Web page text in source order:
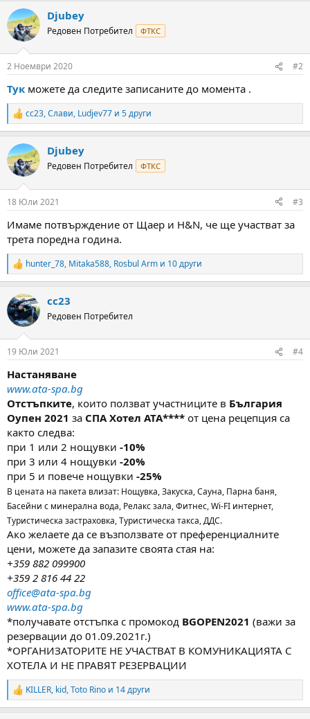
c
t
i
s
Djubey
Редовен Потребител ФТКС
2 Ноември 2020 #2
Тук можете да следите записаните до момента .
R
e
c
t
i
s
cc23,Слави, Ludjev77 и 5 други
Djubey
Редовен Потребител ФТКС
18 Юли 2021 #3
Имаме потвърждение от Щаер и H&N, че ще участват за
трета поредна година.
R
e
c
t
i
s
hunter_78, Mitaka588, Rosbul Arm и 10 други
cc23
Редовен Потребител
19 Юли 2021 #4
Настаняване
www.ata-spa.bg
Отстъпките, които ползват участниците в България
Оупен 2021 за СПА Хотел АТА**** от цена рецепция са
както следва:
при 1 или 2 нощувки -10%
при 3 или 4 нощувки -20%
при 5 и повече нощувки -25%
В цената на пакета влизат: Нощувка, Закуска, Сауна, Парна баня,
Басейни с минерална вода, Релакс зала, Фитнес, Wi-FI интернет,
Туристическа застраховка, Туристическа такса, ДДС.
Ако желаете да се възползвате от преференциалните
цени, можете да запазите своята стая на:
+359 882 099900
+359 2 816 44 22
office@ata-spa.bg
www.ata-spa.bg
*получавате отстъпка с промокод BGOPEN2021 (важи за
резервации до 01.09.2021г.)
*ОРГАНИЗАТОРИТЕ НЕ УЧАСТВАТ В КОМУНИКАЦИЯТА С
ХОТЕЛА И НЕ ПРАВЯТ РЕЗЕРВАЦИИ
R
e
KILLER, kid,Toto Rino и 14 други